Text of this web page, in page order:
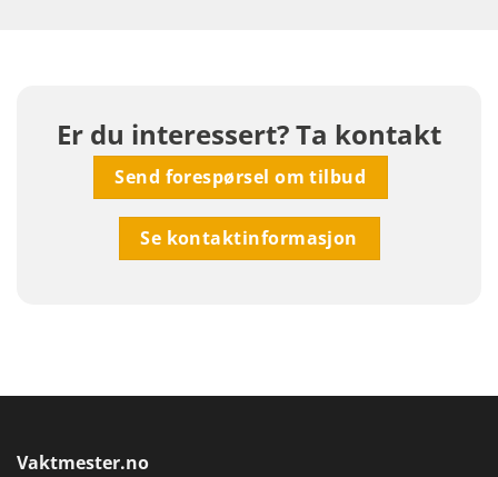
Er du interessert? Ta kontakt
Send forespørsel om tilbud
Se kontaktinformasjon
Vaktmester.no